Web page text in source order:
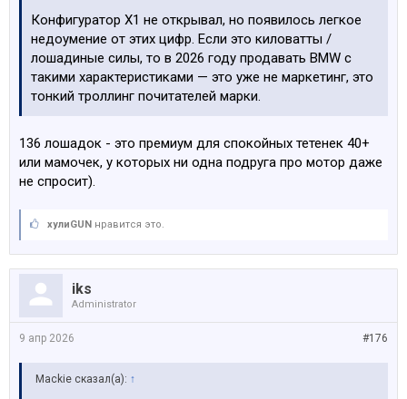
Конфигуратор X1 не открывал, но появилось легкое
недоумение от этих цифр. Если это киловатты /
лошадиные силы, то в 2026 году продавать BMW с
такими характеристиками — это уже не маркетинг, это
тонкий троллинг почитателей марки.
136 лошадок - это премиум для спокойных тетенек 40+
или мамочек, у которых ни одна подруга про мотор даже
не спросит).
хулиGUN нравится это.
iks
Administrator
#176
9 апр 2026
Mackie сказал(а): ↑